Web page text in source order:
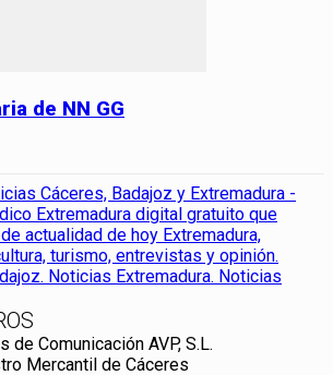
de NN GG
de Comunicación AVP, S.L.
Mercantil de Cáceres